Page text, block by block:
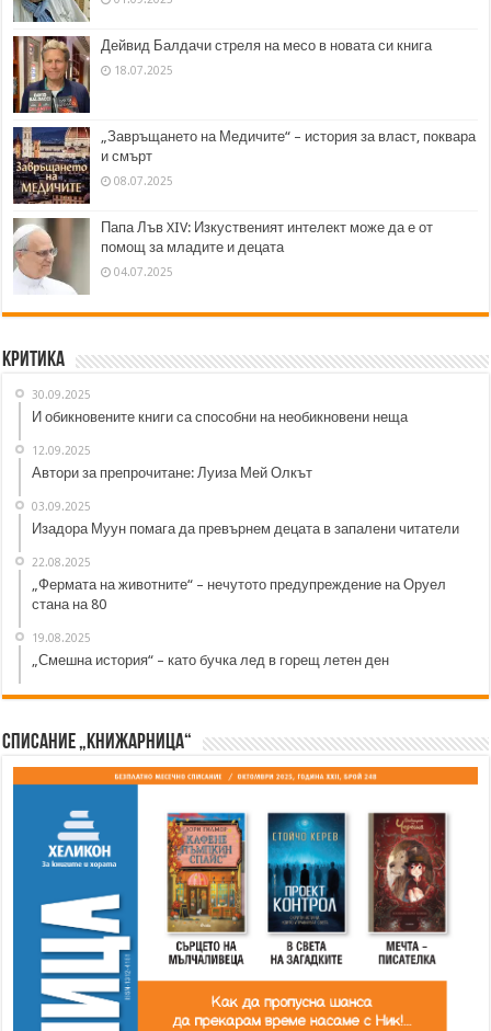
Дейвид Балдачи стреля на месо в новата си книга
18.07.2025
„Завръщането на Медичите“ – история за власт, поквара
и смърт
08.07.2025
Папа Лъв XIV: Изкуственият интелект може да е от
помощ за младите и децата
04.07.2025
Критика
30.09.2025
И обикновените книги са способни на необикновени неща
12.09.2025
Автори за препрочитане: Луиза Мей Олкът
03.09.2025
Изадора Муун помага да превърнем децата в запалени читатели
22.08.2025
„Фермата на животните“ – нечутото предупреждение на Оруел
стана на 80
19.08.2025
„Смешна история“ – като бучка лед в горещ летен ден
Списание „Книжарница“